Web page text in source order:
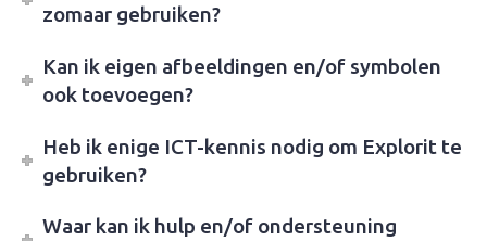
zomaar gebruiken?
Kan ik eigen afbeeldingen en/of symbolen
ook toevoegen?
Heb ik enige ICT-kennis nodig om Explorit te
gebruiken?
Waar kan ik hulp en/of ondersteuning